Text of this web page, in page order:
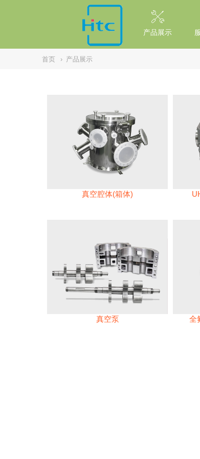
// replaced by scott on 2026/7/20 reason: high risk: Unsafe
产品展示
首页 › 产品展示
真空腔体(箱体)
真空泵 全